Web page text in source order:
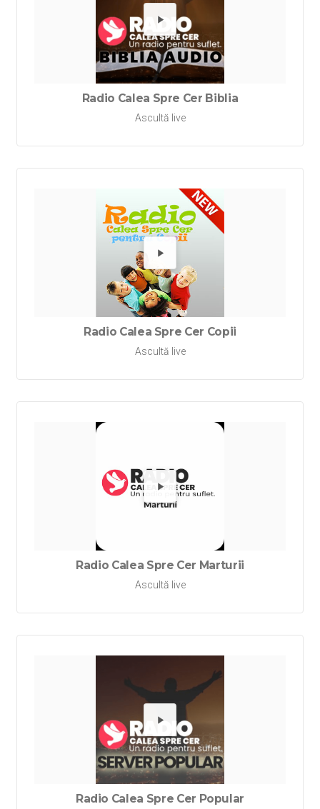
Redă
Radio Calea Spre Cer Biblia
Ascultă live
Redă
Radio Calea Spre Cer Copii
Ascultă live
Redă
Radio Calea Spre Cer Marturii
Ascultă live
Redă
Radio Calea Spre Cer Popular